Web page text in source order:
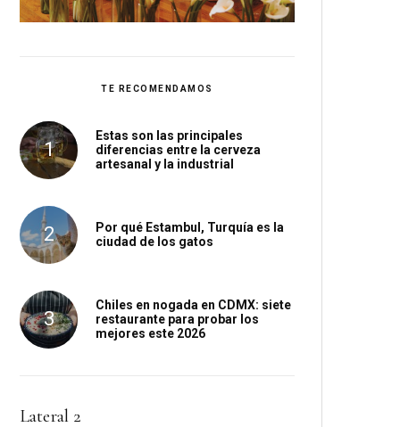
TE RECOMENDAMOS
Estas son las principales
diferencias entre la cerveza
artesanal y la industrial
Por qué Estambul, Turquía es la
ciudad de los gatos
Chiles en nogada en CDMX: siete
restaurante para probar los
mejores este 2026
Lateral 2